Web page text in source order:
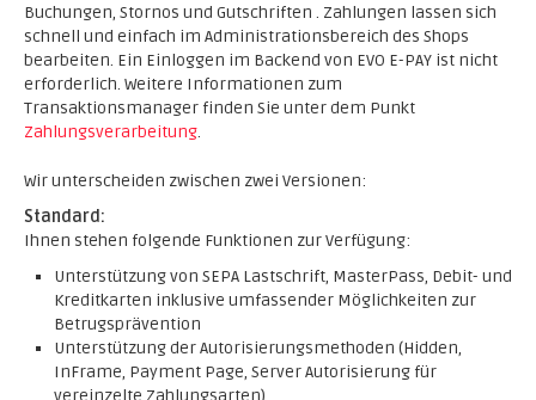
Buchungen, Stornos und Gutschriften . Zahlungen lassen sich
schnell und einfach im Administrationsbereich des Shops
bearbeiten. Ein Einloggen im Backend von EVO E-PAY ist nicht
erforderlich. Weitere Informationen zum
Transaktionsmanager finden Sie unter dem Punkt
Zahlungsverarbeitung.
Wir unterscheiden zwischen zwei Versionen:
Standard:
Ihnen stehen folgende Funktionen zur Verfügung:
Unterstützung von SEPA Lastschrift, MasterPass, Debit- und
Kreditkarten inklusive umfassender Möglichkeiten zur
Betrugsprävention
Unterstützung der Autorisierungsmethoden (Hidden,
InFrame, Payment Page, Server Autorisierung für
vereinzelte Zahlungsarten)